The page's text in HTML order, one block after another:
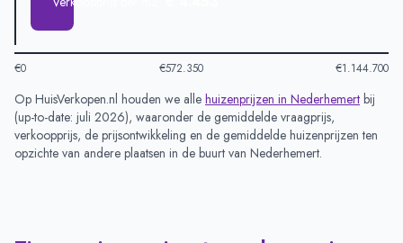
€0 €572.350 €1.144.700
Op HuisVerkopen.nl houden we alle huizenprijzen in Nederhemert bij
(up-to-date: juli 2026), waaronder de gemiddelde vraagprijs,
verkoopprijs, de prijsontwikkeling en de gemiddelde huizenprijzen ten
opzichte van andere plaatsen in de buurt van Nederhemert.